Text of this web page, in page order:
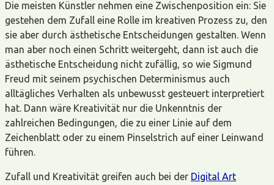
Die meisten Künstler nehmen eine Zwischenposition ein: Sie
gestehen dem Zufall eine Rolle im kreativen Prozess zu, den
sie aber durch ästhetische Entscheidungen gestalten. Wenn
man aber noch einen Schritt weitergeht, dann ist auch die
ästhetische Entscheidung nicht zufällig, so wie Sigmund
Freud mit seinem psychischen Determinismus auch
alltägliches Verhalten als unbewusst gesteuert interpretiert
hat. Dann wäre Kreativität nur die Unkenntnis der
zahlreichen Bedingungen, die zu einer Linie auf dem
Zeichenblatt oder zu einem Pinselstrich auf einer Leinwand
führen.
Zufall und Kreativität greifen auch bei der Digital Art